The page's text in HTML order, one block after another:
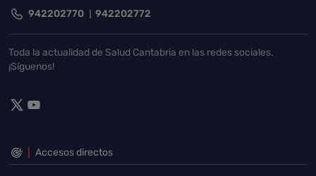
942202770 942202772
Toda la actualidad de Salud Cantabria en las redes sociales.
¡Síguenos!
Accesos directos